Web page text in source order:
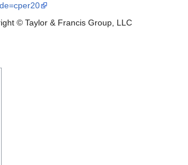
© Taylor & Francis Group, LLC